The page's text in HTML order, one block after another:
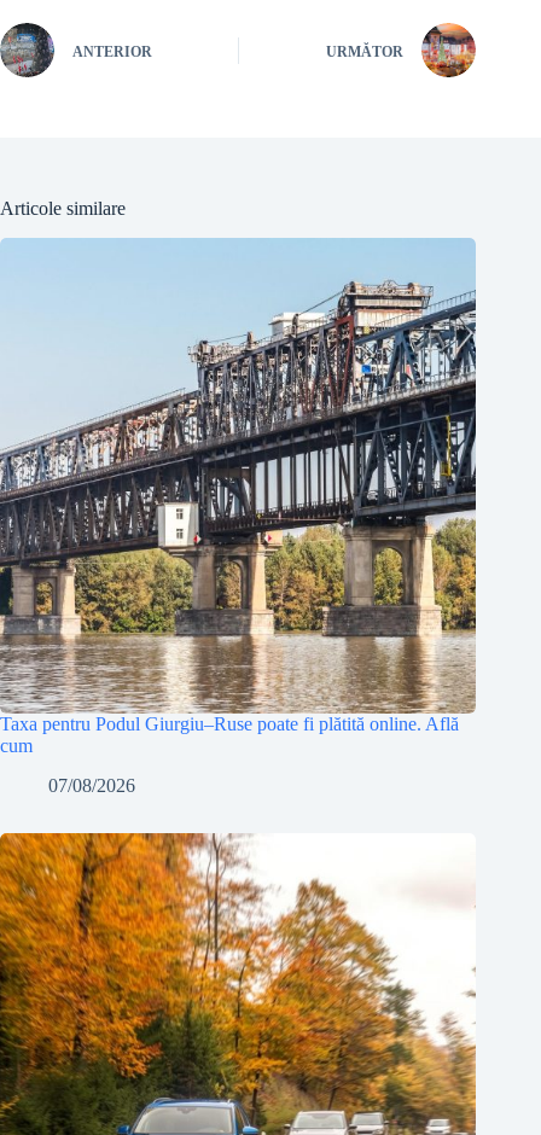
ANTERIOR URMĂTOR
Articole similare
Taxa pentru Podul Giurgiu–Ruse poate fi plătită online. Află
cum
07/08/2026